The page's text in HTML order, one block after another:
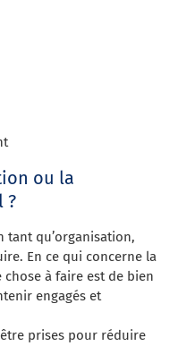
ou la
?
tant qu’organisation,
En ce qui concerne la
à faire est de bien
engagés et
prises pour réduire